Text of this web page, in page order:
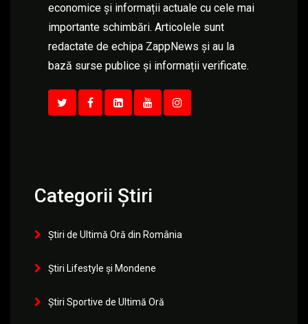
economice și informații actuale cu cele mai
importante schimbări. Articolele sunt
redactate de echipa ZappNews și au la
bază surse publice și informații verificate.
Categorii Știri
Știri de Ultimă Oră din România
Știri Lifestyle și Mondene
Știri Sportive de Ultimă Oră